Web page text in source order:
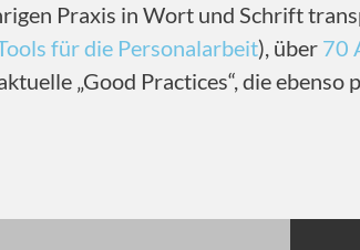
Praxis in Wort und Schrift
für die Personalarbeit), über 70
„Good Practices“, die